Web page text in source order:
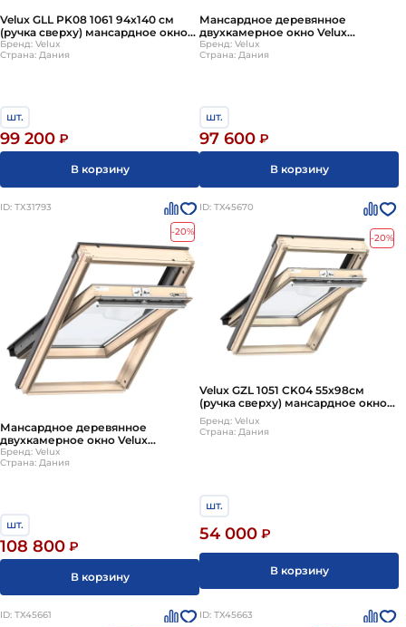
Velux GLL PK08 1061 94х140 см
(ручка сверху) мансардное окно
двухкамерное деревянное
(Велюкс)
Бренд: Velux
Страна: Дания
шт.
99 200 ₽
В корзину
Мансардное деревянное
двухкамерное окно Velux
(Велюкс) GLL SK06 1061 114х118 см
(ручка сверху)
Бренд: Velux
Страна: Дания
шт.
97 600 ₽
В корзину
ID: ТХ31793
-20%
Мансардное деревянное
двухкамерное окно Velux
(Велюкс) GLL SK08 1061 114х140 см
(ручка сверху)
Бренд: Velux
Страна: Дания
шт.
108 800 ₽
В корзину
ID: ТХ45670
-20%
Velux GZL 1051 CK04 55х98см
(ручка сверху) мансардное окно
деревянное однокамерное
(Велюкс)
Бренд: Velux
Страна: Дания
шт.
54 000 ₽
В корзину
ID: ТХ45661 ID: ТХ45663